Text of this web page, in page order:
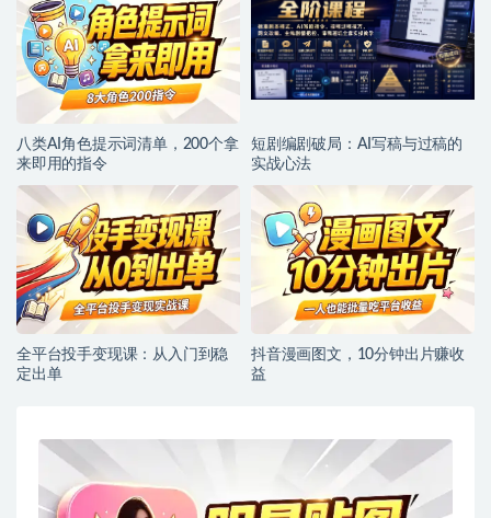
八类AI角色提示词清单，200个拿
来即用的指令
短剧编剧破局：AI写稿与过稿的
实战心法
全平台投手变现课：从入门到稳
定出单
抖音漫画图文，10分钟出片赚收
益